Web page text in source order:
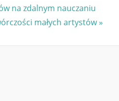
na zdalnym nauczaniu
małych artystów